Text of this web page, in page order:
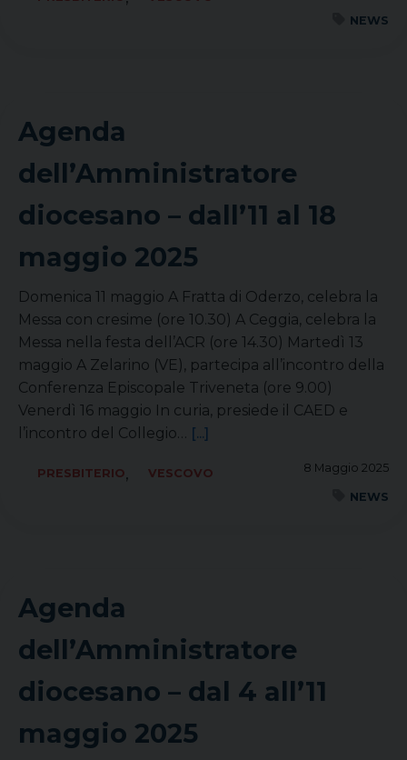
NEWS
Agenda
dell’Amministratore
diocesano – dall’11 al 18
maggio 2025
Domenica 11 maggio A Fratta di Oderzo, celebra la
Messa con cresime (ore 10.30) A Ceggia, celebra la
Messa nella festa dell’ACR (ore 14.30) Martedì 13
maggio A Zelarino (VE), partecipa all’incontro della
Conferenza Episcopale Triveneta (ore 9.00)
Venerdì 16 maggio In curia, presiede il CAED e
l’incontro del Collegio… [...]
8 Maggio 2025
PRESBITERIO,
VESCOVO
NEWS
Agenda
dell’Amministratore
diocesano – dal 4 all’11
maggio 2025